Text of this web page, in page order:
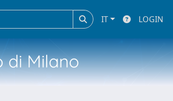
IT LOGIN
di Milano